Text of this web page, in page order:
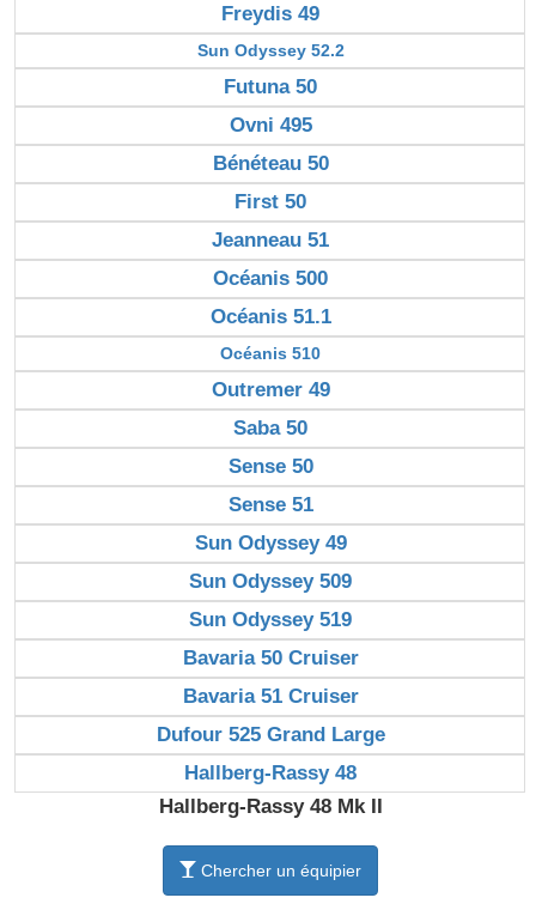
Freydis 49
Sun Odyssey 52.2
Futuna 50
Ovni 495
Bénéteau 50
First 50
Jeanneau 51
Océanis 500
Océanis 51.1
Océanis 510
Outremer 49
Saba 50
Sense 50
Sense 51
Sun Odyssey 49
Sun Odyssey 509
Sun Odyssey 519
Bavaria 50 Cruiser
Bavaria 51 Cruiser
Dufour 525 Grand Large
Hallberg-Rassy 48
Hallberg-Rassy 48 Mk II
Chercher un équipier